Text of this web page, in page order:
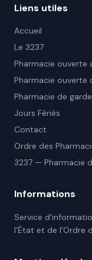
Liens utiles
Accueil
Le 3237
Pharmacie ouverte
Pharmacie ouverte
Pharmacie de
Jours Fériés
Contact
Ordre des
3237 — Pharmacie
Informations
Service
l'État et de l'Ordre